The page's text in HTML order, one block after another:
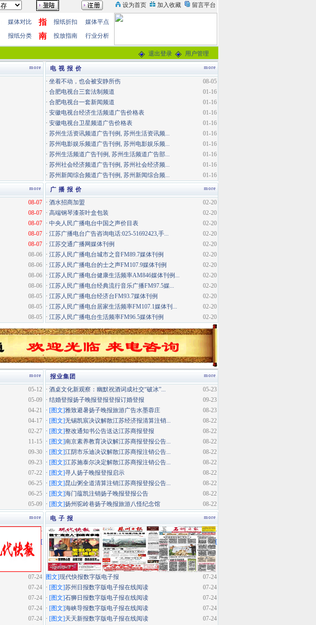
媒体对比
指
南
报纸折扣
媒体平点
报纸分类 投放指南 行业分析
退出登录 用户管理
more more
电 视 报 价
08-05
· 坐着不动，也会被安静所伤
01-16
· 合肥电视台三套法制频道
01-16
· 合肥电视台一套新闻频道
01-16
· 安徽电视台经济生活频道广告价格表
01-16
· 安徽电视台卫星频道广告价格表
01-16
· 苏州生活资讯频道广告刊例, 苏州生活资讯频...
01-16
· 苏州电影娱乐频道广告刊例, 苏州电影娱乐频...
01-16
· 苏州生活频道广告刊例, 苏州生活频道广告部...
01-16
· 苏州社会经济频道广告刊例, 苏州社会经济频...
01-16
· 苏州新闻综合频道广告刊例, 苏州新闻综合频...
more more
广 播 报 价
08-07
08-07
08-07
08-07
08-07
08-06
08-06
08-06
08-06
08-05
08-05
08-05
02-20
· 酒水招商加盟
02-20
· 高端钢琴漆茶叶盒包装
02-20
· 中央人民广播电台中国之声价目表
02-20
· 江苏广播电台广告咨询电话:025-51692423,手...
02-20
· 江苏交通广播网媒体刊例
02-20
· 江苏人民广播电台城市之音FM89.7媒体刊例
02-20
· 江苏人民广播电台的士之声FM107.9媒体刊例
02-20
· 江苏人民广播电台健康生活频率AM846媒体刊例...
02-20
· 江苏人民广播电台经典流行音乐广播FM97.5媒...
02-20
· 江苏人民广播电台经济台FM93.7媒体刊例
02-20
· 江苏人民广播电台居家生活频率FM107.1媒体刊...
02-20
· 江苏人民广播电台生活频率FM96.5媒体刊例
more more
报业集团
05-12
05-09
04-21
04-17
02-27
11-15
09-30
09-23
07-22
06-25
06-25
05-09
05-23
· 酒桌文化新观察：幽默祝酒词成社交“破冰”...
09-23
· 结婚登报扬子晚报登报登报订婚登报
08-23
· [图文]雅致避暑扬子晚报旅游广告水墨蓉庄
08-22
· [图文]无锡凯宸决议解散江苏经济报清算注销...
08-22
· [图文]整改通知书公告送达江苏商报登报
08-22
· [图文]南京素养教育决议解江苏商报登报公告...
08-22
· [图文]江阴市乐迪决议解散江苏商报注销公告...
08-22
· [图文]江苏施泰尔决定解散江苏商报注销公告...
08-22
· [图文]寻人扬子晚报登报启示
08-22
· [图文]昆山粥全道清算注销江苏商报登报公告...
08-22
· [图文]海门蕴凯注销扬子晚报登报公告
08-22
· [图文]扬州驼岭巷扬子晚报旅游八怪纪念馆
more more
电 子 报
07-24
·
[
07-24
07-24
07-24
07-24
07-24
·
[
图文]现代快报数字版电子报
07-24
· [图文]苏州日报数字版电子报在线阅读
07-24
· [图文]石狮日报数字版电子报在线阅读
07-24
· [图文]海峡导报数字版电子报在线阅读
07-24
· [图文]天天新报数字版电子报在线阅读